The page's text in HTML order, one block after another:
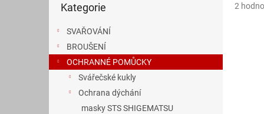
n
kategorie
Kategorie
SVAŘOVÁNÍ
BROUŠENÍ
OCHRANNÉ POMŮCKY
Svářečské kukly
Ochrana dýchání
masky STS SHIGEMATSU
2